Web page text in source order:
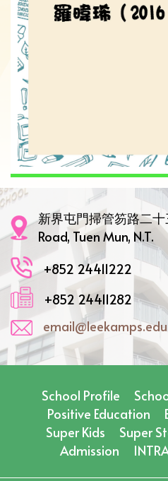
新界屯門掃管笏路二
Road, Tuen Mun, N.T.
+852 24411222
+852 24411282
School Profile
Positive Education
Super Kids
Super
Admission